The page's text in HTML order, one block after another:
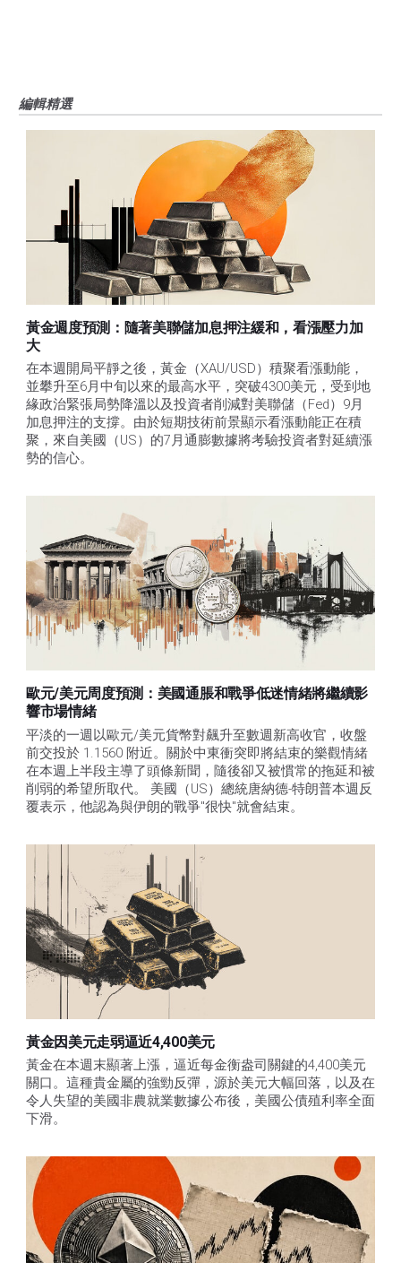
編輯精選
黃金週度預測：隨著美聯儲加息押注緩和，看漲壓力加
大
在本週開局平靜之後，黃金（XAU/USD）積聚看漲動能，
並攀升至6月中旬以來的最高水平，突破4300美元，受到地
緣政治緊張局勢降溫以及投資者削減對美聯儲（Fed）9月
加息押注的支撐。由於短期技術前景顯示看漲動能正在積
聚，來自美國（US）的7月通膨數據將考驗投資者對延續漲
勢的信心。
歐元/美元周度預測：美國通脹和戰爭低迷情緒將繼續影
響市場情緒
平淡的一週以歐元/美元貨幣對飆升至數週新高收官，收盤
前交投於 1.1560 附近。關於中東衝突即將結束的樂觀情緒
在本週上半段主導了頭條新聞，隨後卻又被慣常的拖延和被
削弱的希望所取代。 美國（US）總統唐納德-特朗普本週反
覆表示，他認為與伊朗的戰爭"很快"就會結束。
黃金因美元走弱逼近4,400美元
黃金在本週末顯著上漲，逼近每金衡盎司關鍵的4,400美元
關口。這種貴金屬的強勁反彈，源於美元大幅回落，以及在
令人失望的美國非農就業數據公布後，美國公債殖利率全面
下滑。